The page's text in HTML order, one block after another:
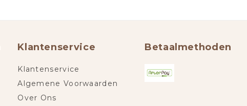
Klantenservice
Klantenservice
Algemene Voorwaarden
Over Ons
Betaalmethoden